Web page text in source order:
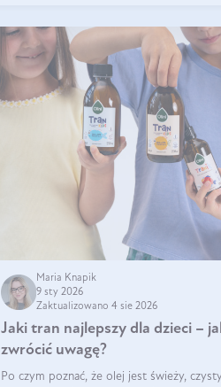
Maria Knapik
9 sty 2026
Zaktualizowano 4 sie 2026
Jaki tran najlepszy dla dzieci –
zwrócić uwagę?
Po czym poznać, że olej jest świeży,